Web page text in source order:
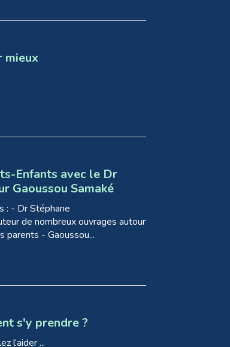
mieux
Enfants avec le Dr
Gaoussou Samaké
: - Dr Stéphane
de nombreux ouvrages autour
- Gaoussou...
s'y prendre ?
l’aider ...